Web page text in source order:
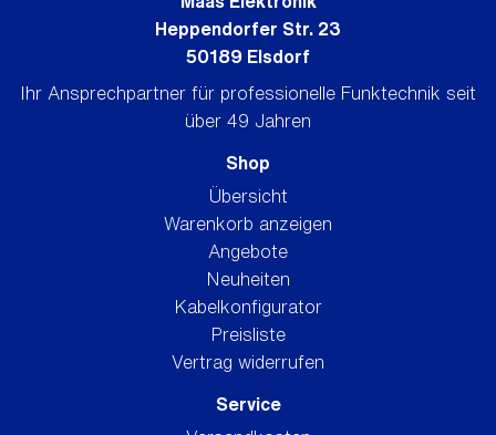
Shop
Übersicht
Warenkorb anzeigen
Angebote
Neuheiten
Kabelkonfigurator
Preisliste
Vertrag widerrufen
Service
Heppendorfer Str. 23
50189 Elsdorf
Ihr Ansprechpartner für professionelle Funktechnik seit
über 49 Jahren